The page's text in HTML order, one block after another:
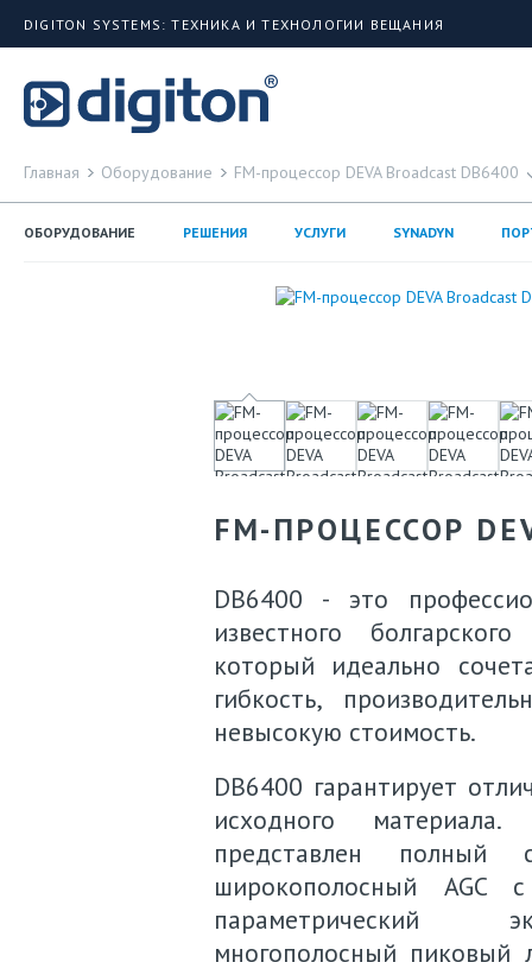
DIGITON SYSTEMS: ТЕХНИКА И ТЕХНОЛОГИИ ВЕЩАНИЯ
Главная Оборудование FM-процессор DEVA Broadcast DB6400
ОБОРУДОВАНИЕ РЕШЕНИЯ УСЛУГИ SYNADYN
FM-ПРОЦЕССОР
DB6400 - это
известного
который идеально
гибкость,
невысокую стоимость.
DB6400 гарантирует
исходного
представлен полный
широкополосный AGC
параметрический
многополосный